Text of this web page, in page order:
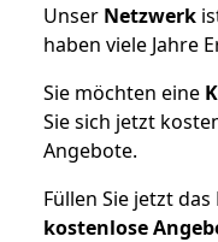
Unser Netzwerk
haben viele Jahre
Sie möchten eine
Sie sich jetzt
Angebote.
Füllen Sie jetzt
kostenlose